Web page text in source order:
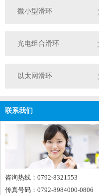
微小型滑环
光电组合滑环
以太网滑环
联系我们
咨询热线：0792-8321553
传真号码：0792-8984000-0806